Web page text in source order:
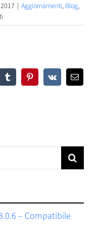
| Aggiornamenti, Blog,
Genioso
TumblrPinterest
Vk Email
– Compatibile